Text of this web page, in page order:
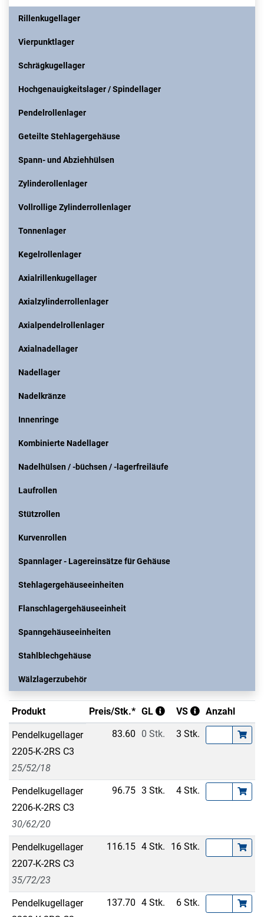
Rillenkugellager
Vierpunktlager
Schrägkugellager
Hochgenauigkeitslager / Spindellager
Pendelrollenlager
Geteilte Stehlagergehäuse
Spann- und Abziehhülsen
Zylinderollenlager
Vollrollige Zylinderrollenlager
Tonnenlager
Kegelrollenlager
Axialrillenkugellager
Axialzylinderrollenlager
Axialpendelrollenlager
Axialnadellager
Nadellager
Nadelkränze
Innenringe
Kombinierte Nadellager
Nadelhülsen / -büchsen / -lagerfreiläufe
Laufrollen
Stützrollen
Kurvenrollen
Spannlager - Lagereinsätze für Gehäuse
Stehlagergehäuseeinheiten
Flanschlagergehäuseeinheit
Spanngehäuseeinheiten
Stahlblechgehäuse
Wälzlagerzubehör
Produkt Preis/Stk.* GL VS Anzahl
Pendelkugellager
2205-K-2RS C3
25/52/18
83.60 0 Stk. 3 Stk.
Pendelkugellager
2206-K-2RS C3
30/62/20
96.75 3 Stk. 4 Stk.
Pendelkugellager
2207-K-2RS C3
35/72/23
116.15 4 Stk. 16 Stk.
Pendelkugellager
137.70 4 Stk. 6 Stk.